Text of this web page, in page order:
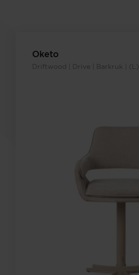
Oketo
Driftwood | Drive | Barkruk | (L)